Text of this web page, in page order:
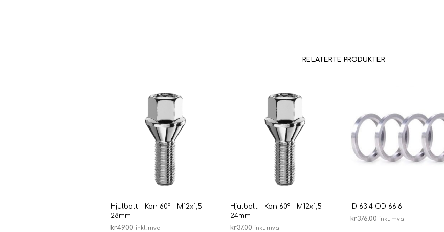
RELATERTE PRODUKTER
Hjulbolt – Kon 60° – M12x1,5 –
28mm
kr49.00 inkl. mva
Hjulbolt – Kon 60° – M12x1,5 –
24mm
kr37.00 inkl. mva
ID 63.4 OD 66.6
kr376.00 inkl. mva